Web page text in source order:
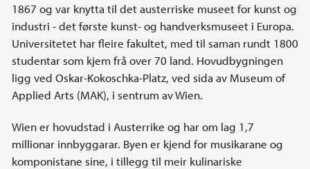
1867 og var knytta til det austerriske museet for kunst og
industri - det første kunst- og handverksmuseet i Europa.
Universitetet har fleire fakultet, med til saman rundt 1800
studentar som kjem frå over 70 land. Hovudbygningen
ligg ved Oskar-Kokoschka-Platz, ved sida av Museum of
Applied Arts (MAK), i sentrum av Wien.
Wien er hovudstad i Austerrike og har om lag 1,7
millionar innbyggarar. Byen er kjend for musikarane og
komponistane sine, i tillegg til meir kulinariske